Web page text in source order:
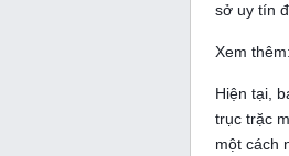
sở uy tín
Xem thêm:
Hiện tại,
trục trặc
một cách